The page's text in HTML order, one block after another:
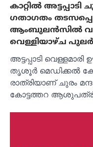
കാറ്റിൽ
ഗതാഗതം
ആംബുലൻസിൽ
വെള്ളിയാഴ്ച
അട്ടപ്പാടി
തൃശൂർ മെഡിക്കൽ
രാത്രിയാണ് ചുരം
കോട്ടത്തറ